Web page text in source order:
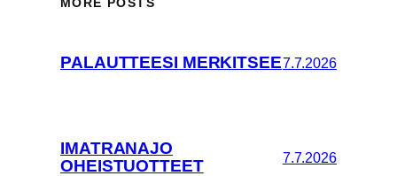
PALAUTTEESI MERKITSEE7.7.2026
IMATRANAJO
OHEISTUOTTEET
7.7.2026